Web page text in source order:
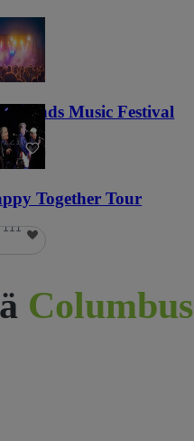
Lands Music Festival
121
Together Tour
111
Columbus